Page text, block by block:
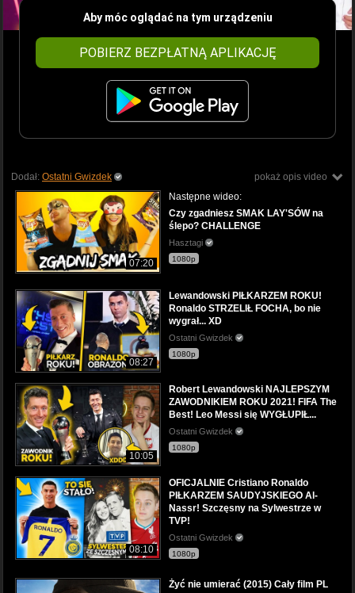
Aby móc oglądać na tym urządzeniu
POBIERZ BEZPŁATNĄ APLIKACJĘ
pokaż opis video
Dodał: Ostatni Gwizdek
07:20
Następne wideo:
Czy zgadniesz SMAK LAY'SÓW na
ślepo? CHALLENGE
Hasztagi
1080p
08:27
Lewandowski PIŁKARZEM ROKU!
Ronaldo STRZELIŁ FOCHA, bo nie
wygrał... XD
Ostatni Gwizdek
1080p
10:05
Robert Lewandowski NAJLEPSZYM
ZAWODNIKIEM ROKU 2021! FIFA The
Best! Leo Messi się WYGŁUPIŁ...
Ostatni Gwizdek
1080p
08:10
OFICJALNIE Cristiano Ronaldo
PIŁKARZEM SAUDYJSKIEGO Al-
Nassr! Szczęsny na Sylwestrze w
TVP!
Ostatni Gwizdek
1080p
Żyć nie umierać (2015) Cały film PL